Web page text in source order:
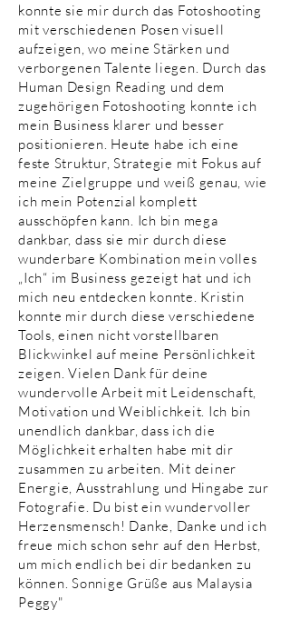
konnte sie mir durch das Fotoshooting
mit verschiedenen Posen visuell
aufzeigen, wo meine Stärken und
verborgenen Talente liegen. Durch das
Human Design Reading und dem
zugehörigen Fotoshooting konnte ich
mein Business klarer und besser
positionieren. Heute habe ich eine
feste Struktur, Strategie mit Fokus auf
meine Zielgruppe und weiß genau, wie
ich mein Potenzial komplett
ausschöpfen kann. Ich bin mega
dankbar, dass sie mir durch diese
wunderbare Kombination mein volles
„Ich“ im Business gezeigt hat und ich
mich neu entdecken konnte. Kristin
konnte mir durch diese verschiedene
Tools, einen nicht vorstellbaren
Blickwinkel auf meine Persönlichkeit
zeigen. Vielen Dank für deine
wundervolle Arbeit mit Leidenschaft,
Motivation und Weiblichkeit. Ich bin
unendlich dankbar, dass ich die
Möglichkeit erhalten habe mit dir
zusammen zu arbeiten. Mit deiner
Energie, Ausstrahlung und Hingabe zur
Fotografie. Du bist ein wundervoller
Herzensmensch! Danke, Danke und ich
freue mich schon sehr auf den Herbst,
um mich endlich bei dir bedanken zu
können. Sonnige Grüße aus Malaysia
Peggy"